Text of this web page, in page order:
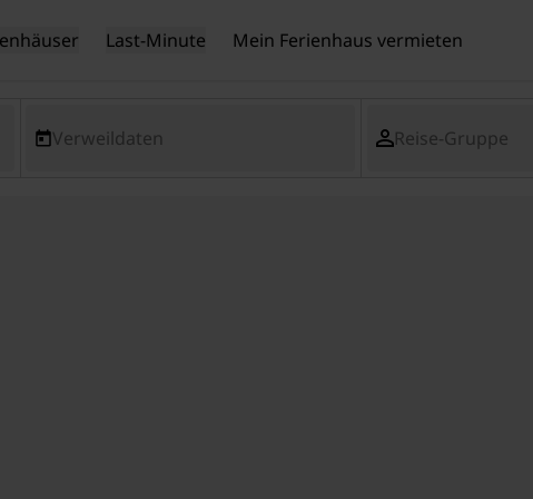
Last-Minute Mein Ferienhaus vermieten
Verweildaten Reise-Gruppe